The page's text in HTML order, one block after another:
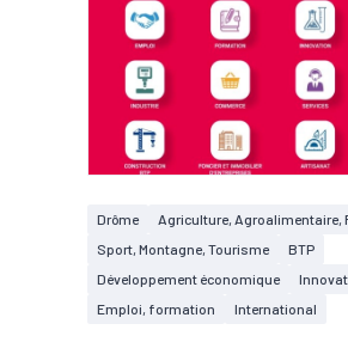
Drôme
Agriculture, Agroalimentaire,
Sport, Montagne, Tourisme
BTP
Développement économique
Emploi, formation
International